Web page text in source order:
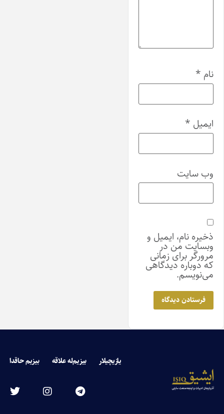
نام *
ایمیل *
وب‌ سایت
ذخیره نام، ایمیل و
وبسایت من در
مرورگر برای زمانی
که دوباره دیدگاهی
می‌نویسم.
یازیچیلار بیزیم‌له علاقه بیزیم حاقدا